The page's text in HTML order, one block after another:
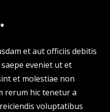
et aut officiis debitis
eveniet ut et
et molestiae non
rerum hic tenetur a
voluptatibus